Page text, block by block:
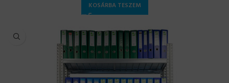
KOSÁRBA TESZEM